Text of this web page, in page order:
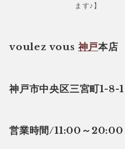
ます♪】
voulez vous神戸本店
神戸市中央区三宮町1-8-
営業時間/11:00～20:00